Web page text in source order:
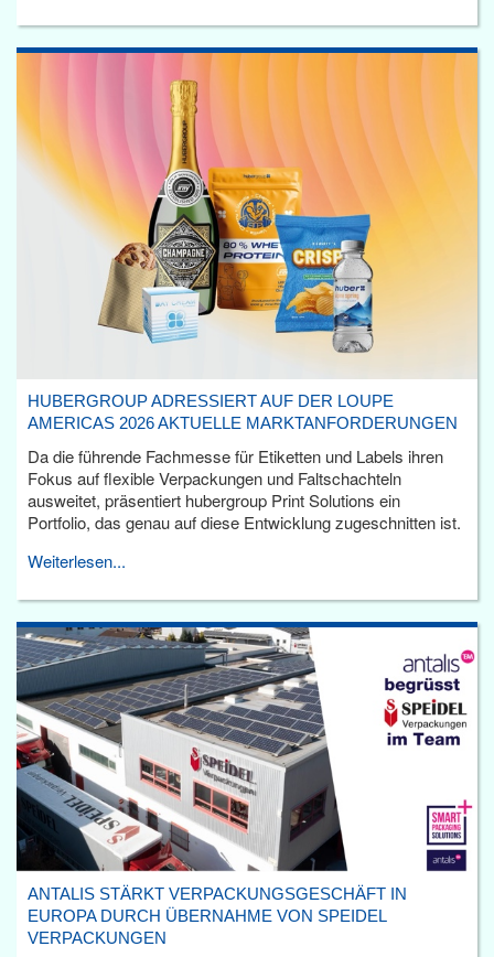
HUBERGROUP ADRESSIERT AUF DER LOUPE
AMERICAS 2026 AKTUELLE MARKTANFORDERUNGEN
Da die führende Fachmesse für Etiketten und Labels ihren
Fokus auf flexible Verpackungen und Faltschachteln
ausweitet, präsentiert hubergroup Print Solutions ein
Portfolio, das genau auf diese Entwicklung zugeschnitten ist.
Weiterlesen...
ANTALIS STÄRKT VERPACKUNGSGESCHÄFT IN
EUROPA DURCH ÜBERNAHME VON SPEIDEL
VERPACKUNGEN